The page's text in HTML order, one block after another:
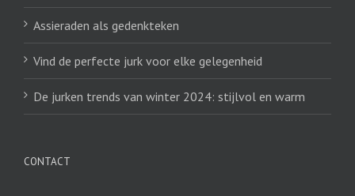
Assieraden als gedenkteken
Vind de perfecte jurk voor elke gelegenheid
De jurken trends van winter 2024: stijlvol en warm
CONTACT